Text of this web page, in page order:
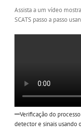
Assista a um vídeo
SCATS passo a passo
Verificação do
detector e sinais usando